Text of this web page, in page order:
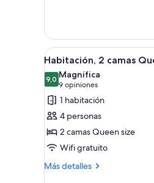
cama
(Cavell
Room)
estándar,
cama
Queen
size
sofá
cama
(Cavell
Room)
Ver
todas
las
fotos
de
Habitación,
2
camas
Queen
4
Habitación, 2 camas
9,09,0 de 10
Magnífica
9 opiniones
(9
opiniones)
1 habitación
4 personas
2 camas Queen size
Wifi gratuito
Más detalles
Más